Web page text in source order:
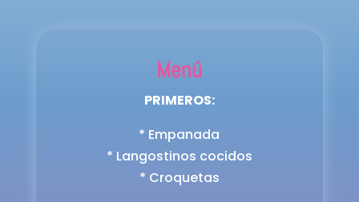
Menú
PRIMEROS:
* Empanada
* Langostinos cocidos
* Croquetas